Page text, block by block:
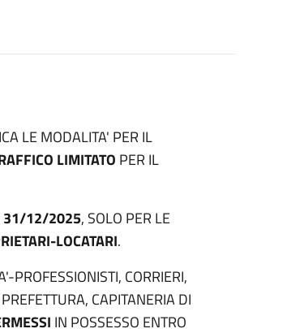
LE MODALITA' PER IL
LIMITATO PER IL
31/12/2025, SOLO PER LE
LOCATARI.
PROFESSIONISTI, CORRIERI,
CAPITANERIA DI
IN POSSESSO ENTRO